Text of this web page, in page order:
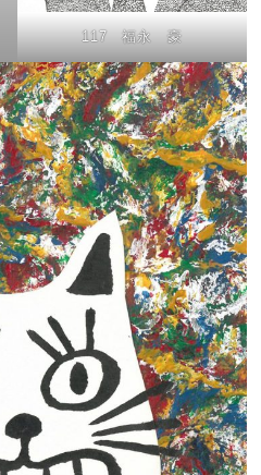
117 福永 豪